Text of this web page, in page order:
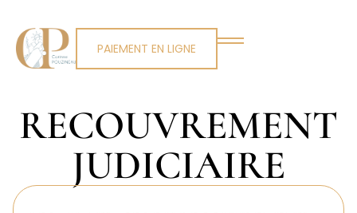
PAIEMENT EN LIGNE
RECOUVREMENT
JUDICIAIRE